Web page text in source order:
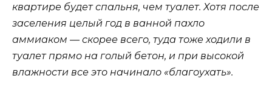
квартире будет спальня, чем туалет. Хотя после
заселения целый год в ванной пахло
аммиаком — скорее всего, туда тоже ходили в
туалет прямо на голый бетон, и при высокой
влажности все это начинало «благоухать».